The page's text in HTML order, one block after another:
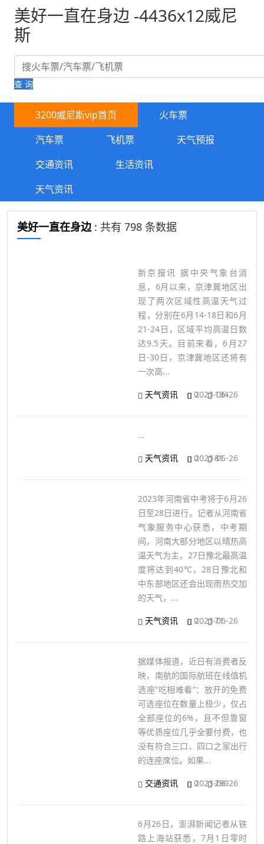
美好一直在身边 -4436x12威尼
斯
查 询
3200威尼斯vip首页
火车票
汽车票
飞机票
天气预报
交通资讯
生活资讯
天气资讯
美好一直在身边: 共有 798 条数据
新京报讯 据中央气象台消
息，6月以来，京津冀地区出
现了两次区域性高温天气过
程，分别在6月14-18日和6月
21-24日，区域平均高温日数
达9.5天。目前来看，6月27
日-30日，京津冀地区还将有
一次高...
天气资讯 0 134
2023-06-26
...
天气资讯 0 81
2023-06-26
2023年河南省中考将于6月26
日至28日进行。记者从河南省
气象服务中心获悉，中考期
间，河南大部分地区以晴热高
温天气为主，27日豫北最高温
度将达到40℃，28日豫北和
中东部地区还会出现雨热交加
的天气，...
天气资讯 0 71
2023-06-26
据媒体报道，近日有消费者反
映，南航的国际航班在线值机
选座“吃相难看”：放开的免费
可选座位在数量上极少，仅占
全部座位的6%，且不但靠窗
等优质座位几乎全要付费，也
没有符合三口、四口之家出行
的连座席位。如果...
交通资讯 0 290
2023-06-26
6月26日，澎湃新闻记者从铁
路上海站获悉，7月1日零时